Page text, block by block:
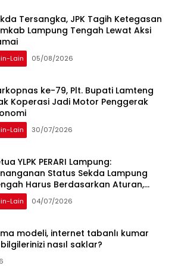
Tersangka, JPK Tagih Ketegasan
Lampung Tengah Lewat Aksi
Lain 05/08/2026
ke-79, Plt. Bupati Lamteng
Koperasi Jadi Motor Penggerak
Lain 30/07/2026
YLPK PERARI Lampung:
Status Sekda Lampung
Harus Berdasarkan Aturan,
Tekanan Opini
Lain 04/07/2026
modeli, internet tabanlı kumar
nasıl saklar?